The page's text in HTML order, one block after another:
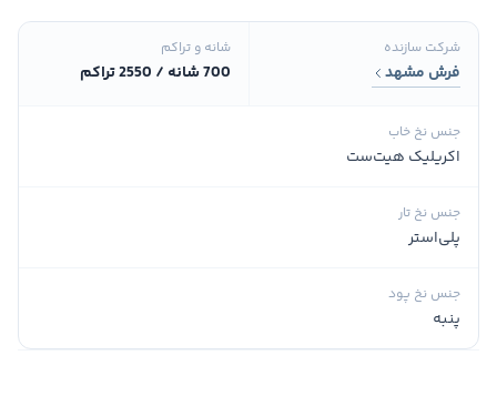
شرکت سازنده
فرش مشهد
شانه و تراکم
700 شانه / 2550 تراکم
جنس نخ خاب
اکریلیک هیت‌ست
جنس نخ تار
پلی‌استر
جنس نخ پود
پنبه